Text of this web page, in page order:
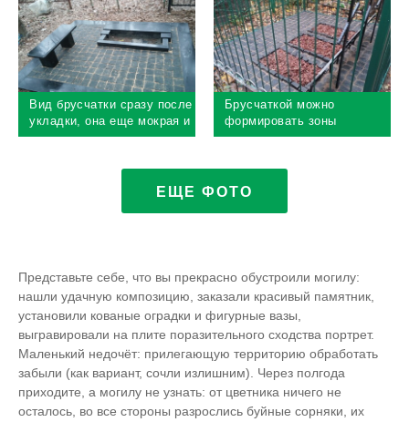
Вид брусчатки сразу после
укладки, она еще мокрая и
поэтому темная
Брусчаткой можно
формировать зоны
цветников
ЕЩЕ ФОТО
Представьте себе, что вы прекрасно обустроили могилу:
нашли удачную композицию, заказали красивый памятник,
установили кованые оградки и фигурные вазы,
выгравировали на плите поразительного сходства портрет.
Маленький недочёт: прилегающую территорию обработать
забыли (как вариант, сочли излишним). Через полгода
приходите, а могилу не узнать: от цветника ничего не
осталось, во все стороны разрослись буйные сорняки, их